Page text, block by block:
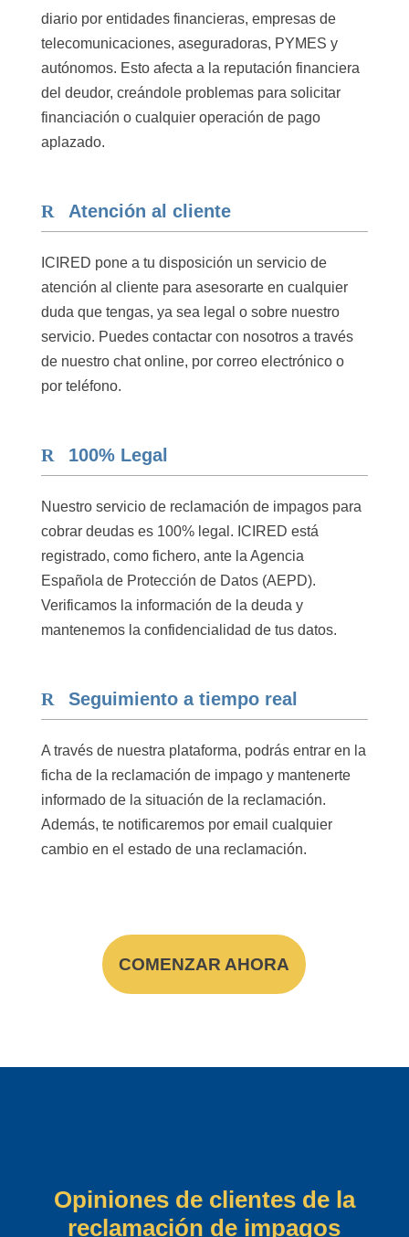
diario por entidades financieras, empresas de
telecomunicaciones, aseguradoras, PYMES y
autónomos. Esto afecta a la reputación financiera
del deudor, creándole problemas para solicitar
financiación o cualquier operación de pago
aplazado.
Atención al cliente
ICIRED pone a tu disposición un servicio de
atención al cliente para asesorarte en cualquier
duda que tengas, ya sea legal o sobre nuestro
servicio. Puedes contactar con nosotros a través
de nuestro chat online, por correo electrónico o
por teléfono.
100% Legal
Nuestro servicio de reclamación de impagos para
cobrar deudas es 100% legal. ICIRED está
registrado, como fichero, ante la Agencia
Española de Protección de Datos (AEPD).
Verificamos la información de la deuda y
mantenemos la confidencialidad de tus datos.
Seguimiento a tiempo real
A través de nuestra plataforma, podrás entrar en la
ficha de la reclamación de impago y mantenerte
informado de la situación de la reclamación.
Además, te notificaremos por email cualquier
cambio en el estado de una reclamación.
COMENZAR AHORA
Opiniones de clientes de la
reclamación de impagos